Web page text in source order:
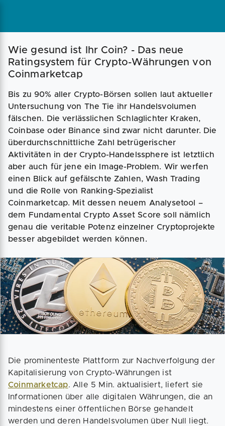
Magazin Businessplan Fördermittel
Wie gesund ist Ihr Coin? - Das neue
Ratingsystem für Crypto-Währungen von
Coinmarketcap
Bis zu 90% aller Crypto-Börsen sollen laut aktueller
Untersuchung von The Tie ihr Handelsvolumen
fälschen. Die verlässlichen Schlaglichter Kraken,
Coinbase oder Binance sind zwar nicht darunter. Die
überdurchschnittliche Zahl betrügerischer
Aktivitäten in der Crypto-Handelssphere ist letztlich
aber auch für jene ein Image-Problem. Wir werfen
einen Blick auf gefälschte Zahlen, Wash Trading
und die Rolle von Ranking-Spezialist
Coinmarketcap. Mit dessen neuem Analysetool –
dem Fundamental Crypto Asset Score soll nämlich
genau die veritable Potenz einzelner Cryptoprojekte
besser abgebildet werden können.
Die prominenteste Plattform zur Nachverfolgung der
Kapitalisierung von Crypto-Währungen ist
Coinmarketcap. Alle 5 Min. aktualisiert, liefert sie
Informationen über alle digitalen Währungen, die an
mindestens einer öffentlichen Börse gehandelt
werden und deren Handelsvolumen über Null liegt.